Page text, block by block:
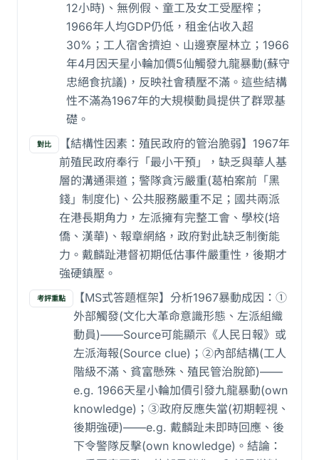
12小時)、無例假、童工及女工受壓榨；
1966年人均GDP仍低，租金佔收入超
30%；工人宿舍擠迫、山邊寮屋林立；1966
年4月因天星小輪加價5仙觸發九龍暴動(蘇守
忠絕食抗議)，反映社會積壓不滿。這些結構
性不滿為1967年的大規模動員提供了群眾基
礎。
對比
【結構性因素：殖民政府的管治脆弱】1967年
前殖民政府奉行「最小干預」，缺乏與華人基
層的溝通渠道；警隊貪污嚴重(葛柏案前「黑
錢」制度化)、公共服務嚴重不足；國共兩派
在港長期角力，左派擁有完整工會、學校(培
僑、漢華)、報章網絡，政府對此缺乏制衡能
力。戴麟趾港督初期低估事件嚴重性，後期才
強硬鎮壓。
考評重點
【MS式答題框架】分析1967暴動成因：①
外部觸發(文化大革命意識形態、左派組織
動員)——Source可能顯示《人民日報》或
左派海報(Source clue)；②內部結構(工人
階級不滿、貧富懸殊、殖民管治脫節)——
e.g. 1966天星小輪加價引發九龍暴動(own
knowledge)；③政府反應失當(初期輕視、
後期強硬)——e.g. 戴麟趾未即時回應、後
下令警隊反擊(own knowledge)。結論：